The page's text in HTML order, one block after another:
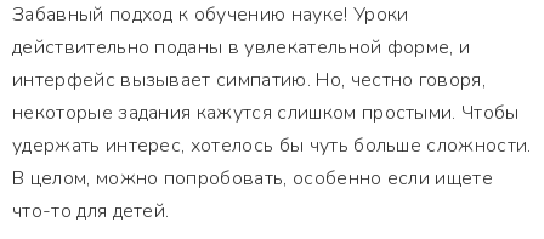
Забавный подход к обучению науке! Уроки
действительно поданы в увлекательной форме, и
интерфейс вызывает симпатию. Но, честно говоря,
некоторые задания кажутся слишком простыми. Чтобы
удержать интерес, хотелось бы чуть больше сложности.
В целом, можно попробовать, особенно если ищете
что-то для детей.